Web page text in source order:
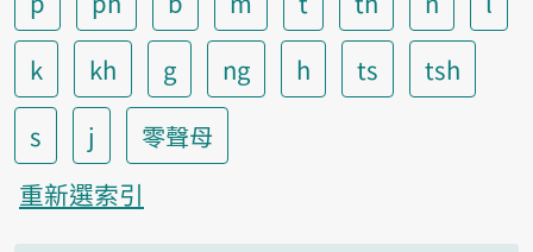
k
kh g ng h ts
tsh
s
j
零聲母
重新選索引